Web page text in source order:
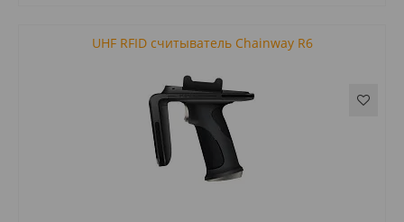
UHF RFID считыватель Chainway R6